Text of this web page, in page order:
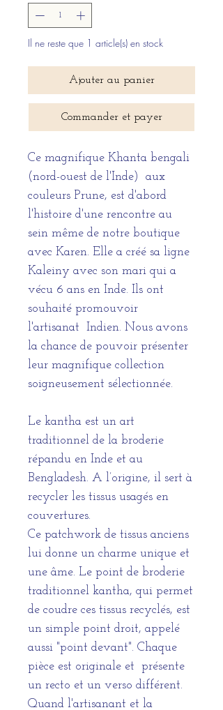
Il ne reste que 1 article(s) en stock
Ajouter au panier
Commander et payer
Ce magnifique Khanta bengali
(nord-ouest de l'Inde) aux
couleurs Prune, est d'abord
l'histoire d'une rencontre au
sein même de notre boutique
avec Karen. Elle a créé sa ligne
Kaleiny avec son mari qui a
vécu 6 ans en Inde. Ils ont
souhaité promouvoir
l'artisanat Indien. Nous avons
la chance de pouvoir présenter
leur magnifique collection
soigneusement sélectionnée.
Le kantha est un art
traditionnel de la broderie
répandu en Inde et au
Bengladesh. A l’origine, il sert à
recycler les tissus usagés en
couvertures.
Ce patchwork de tissus anciens
lui donne un charme unique et
une âme. Le point de broderie
traditionnel kantha, qui permet
de coudre ces tissus recyclés, est
un simple point droit, appelé
aussi "point devant". Chaque
pièce est originale et présente
un recto et un verso différent.
Quand l'artisanant et la